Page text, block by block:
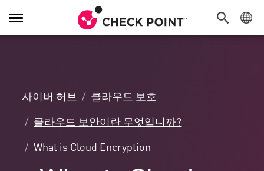
탐
색
사이버 허브
클라우드 보호
클라우드 보안이란 무엇입니까?
What is Cloud Encryption